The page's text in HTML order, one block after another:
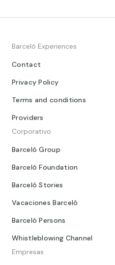
Barceló Experiences
Contact
Privacy Policy
Terms and conditions
Providers
Corporativo
Barceló Group
Barceló Foundation
Barceló Stories
Vacaciones Barceló
Barceló Persons
Whistleblowing Channel
Empresas